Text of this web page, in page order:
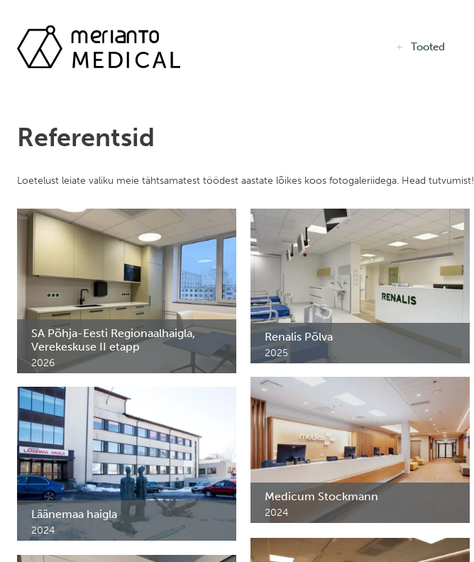
Tooted
Referentsid
Loetelust leiate valiku meie tähtsamatest töödest aastate lõikes koos fotogaleriidega. Head tutvumist!
SA Põhja-Eesti Regionaalhaigla,
Verekeskuse II etapp
2026
Laborimööbel ja erimööbel SA Põhja–Eesti
Regionaalhaigla verekeskusesse, Ädala 2,
Tallinn.
Renalis Põlva
2025
Ravimikapid, kärud ja erimööbel.
Medicum Stockmann
2024
Meditsiini- ja erimööbel Medicum
Stockmanni kliinikusse.
Läänemaa haigla
2024
Ravimikapid protseduuri- ja
sidumistubadesse. Haapsalu, Eesti.